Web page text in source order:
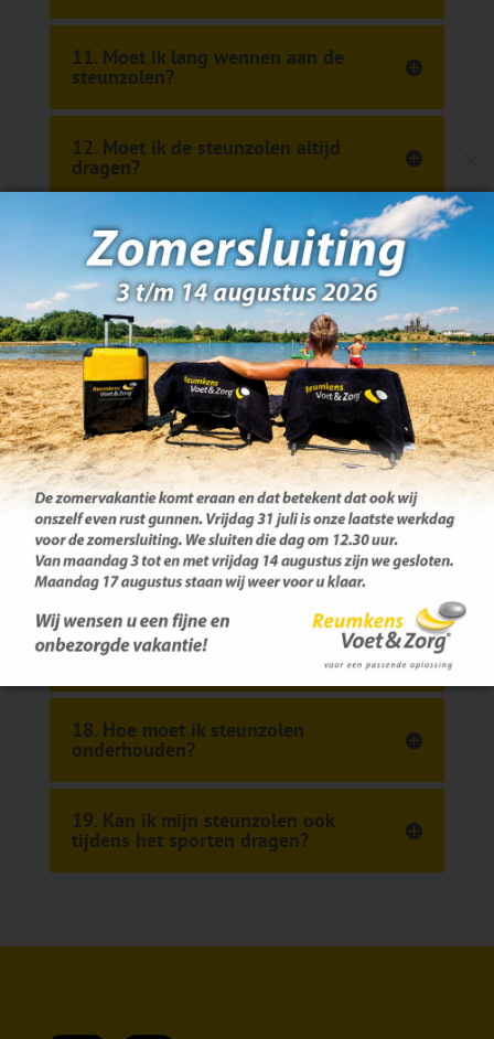
11. Moet ik lang wennen aan de
steunzolen?
12. Moet ik de steunzolen altijd
dragen?
13. Moet ik op controle komen
voor mijn steunzolen?
14. Kan er achteraf nog een
aanpassing gedaan worden aan
mijn steunzolen?
15. Mag ik steunzolen ook in
veiligheidsschoenen dragen?
16. Wanneer heeft mijn kind
steunzolen nodig?
17. Hoe weet ik of mijn steunzolen
nog goed zijn of aan vervanging
toe zijn?
18. Hoe moet ik steunzolen
onderhouden?
19. Kan ik mijn steunzolen ook
tijdens het sporten dragen?